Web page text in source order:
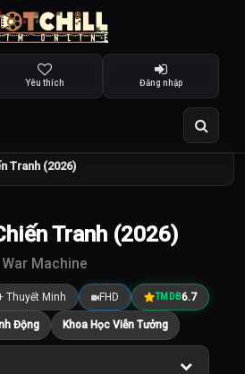
Yêu thích Đăng nhập
Tranh (2026)
6.7/10
Tranh (2026)
War Machine
Thuyết Minh FHD TMDB6.7
Động Khoa Học Viễn Tưởng